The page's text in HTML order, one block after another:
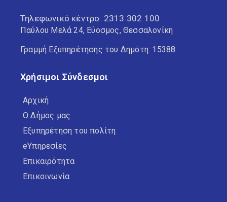
Τηλεφωνικό κέντρο: 2313 302 100
Παύλου Μελά 24, Εύοσμος, Θεσσαλονίκη
Γραμμή Εξυπηρέτησης του Δημότη: 15388
Χρήσιμοι Σύνδεσμοι
Αρχική
Ο Δήμος μας
Εξυπηρέτηση του πολίτη
eΥπηρεσίες
Επικαιρότητα
Επικοινωνία